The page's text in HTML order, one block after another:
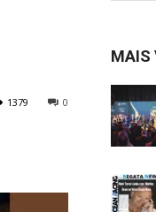
0
1379
MAIS